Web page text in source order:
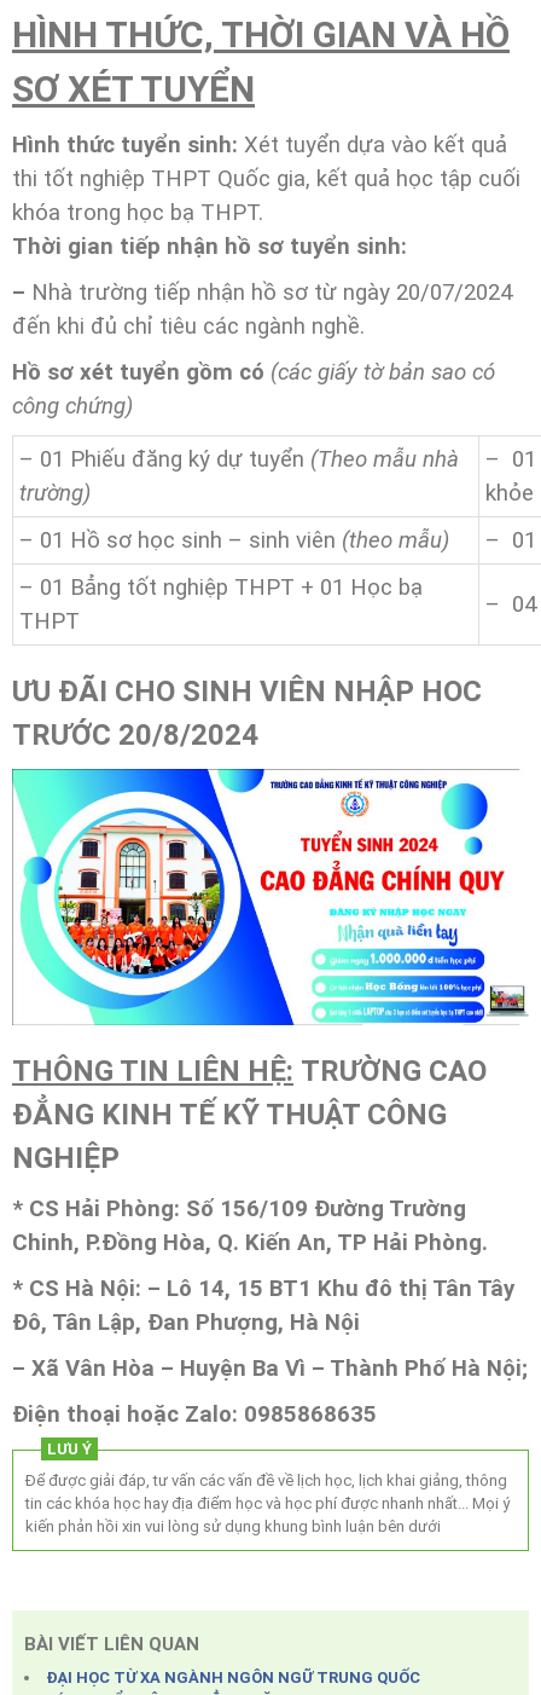
HÌNH THỨC, THỜI GIAN VÀ HỒ
SƠ XÉT TUYỂN
Hình thức tuyển sinh: Xét tuyển dựa vào kết quả
thi tốt nghiệp THPT Quốc gia, kết quả học tập cuối
khóa trong học bạ THPT.
Thời gian tiếp nhận hồ sơ tuyển sinh:
– Nhà trường tiếp nhận hồ sơ từ ngày 20/07/2024
đến khi đủ chỉ tiêu các ngành nghề.
Hồ sơ xét tuyển gồm có (các giấy tờ bản sao có
công chứng)
– 01 Phiếu đăng ký dự tuyển (Theo mẫu nhà
trường)
– 01
khỏe
– 01 Hồ sơ học sinh – sinh viên (theo mẫu)
– 01
– 01 Bẳng tốt nghiệp THPT + 01 Học bạ
THPT
– 04
ƯU ĐÃI CHO SINH VIÊN NHẬP HOC
TRƯỚC 20/8/2024
THÔNG TIN LIÊN HỆ: TRƯỜNG CAO
ĐẲNG KINH TẾ KỸ THUẬT CÔNG
NGHIỆP
* CS Hải Phòng: Số 156/109 Đường Trường
Chinh, P.Đồng Hòa, Q. Kiến An, TP Hải Phòng.
* CS Hà Nội: – Lô 14, 15 BT1 Khu đô thị Tân Tây
Đô, Tân Lập, Đan Phượng, Hà Nội
– Xã Vân Hòa – Huyện Ba Vì – Thành Phố Hà Nội;
Điện thoại hoặc Zalo: 0985868635
LƯU Ý
Để được giải đáp, tư vấn các vấn đề về lịch học, lịch khai giảng, thông
tin các khóa học hay địa điểm học và học phí được nhanh nhất... Mọi ý
kiến phản hồi xin vui lòng sử dụng khung bình luận bên dưới
BÀI VIẾT LIÊN QUAN
ĐẠI HỌC TỪ XA NGÀNH NGÔN NGỮ TRUNG QUỐC